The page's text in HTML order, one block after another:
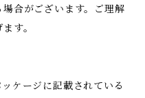
合がございます。ご理解
す。
ケージに記載されている